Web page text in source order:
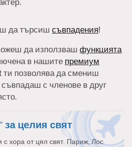
да търсиш съвпадения!
да използваш функцията
в нашите премиум
ти позволява да смениш
с членове в друг
за целия свят
с хора от цял свят. Париж, Лос